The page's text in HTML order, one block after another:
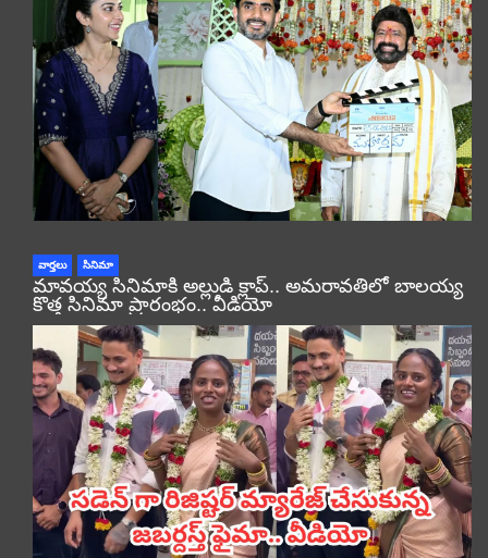
వార్తలు సినిమా
మావయ్య సినిమాకి అల్లుడి క్లాప్.. అమరావతిలో బాలయ్య
కొత్త సినిమా ప్రారంభం.. వీడియో